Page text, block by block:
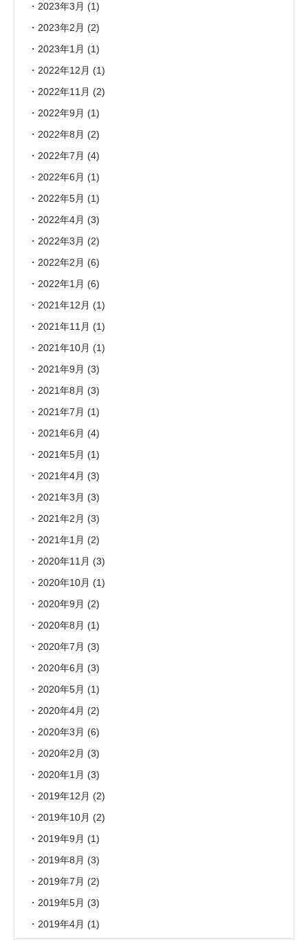
2023年3月 (1)
2023年2月 (2)
2023年1月 (1)
2022年12月 (1)
2022年11月 (2)
2022年9月 (1)
2022年8月 (2)
2022年7月 (4)
2022年6月 (1)
2022年5月 (1)
2022年4月 (3)
2022年3月 (2)
2022年2月 (6)
2022年1月 (6)
2021年12月 (1)
2021年11月 (1)
2021年10月 (1)
2021年9月 (3)
2021年8月 (3)
2021年7月 (1)
2021年6月 (4)
2021年5月 (1)
2021年4月 (3)
2021年3月 (3)
2021年2月 (3)
2021年1月 (2)
2020年11月 (3)
2020年10月 (1)
2020年9月 (2)
2020年8月 (1)
2020年7月 (3)
2020年6月 (3)
2020年5月 (1)
2020年4月 (2)
2020年3月 (6)
2020年2月 (3)
2020年1月 (3)
2019年12月 (2)
2019年10月 (2)
2019年9月 (1)
2019年8月 (3)
2019年7月 (2)
2019年5月 (3)
2019年4月 (1)